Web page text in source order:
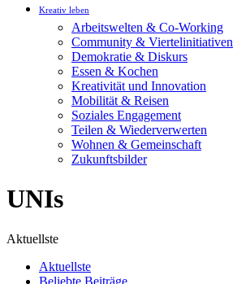
Kreativ leben
Arbeitswelten & Co-Working
Community & Viertelinitiativen
Demokratie & Diskurs
Essen & Kochen
Kreativität und Innovation
Mobilität & Reisen
Soziales Engagement
Teilen & Wiederverwerten
Wohnen & Gemeinschaft
Zukunftsbilder
UNIs
Aktuellste
Aktuellste
Beliebte Beiträge